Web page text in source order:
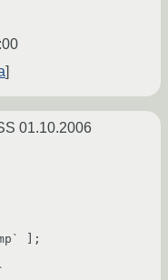
01.10.2006
];